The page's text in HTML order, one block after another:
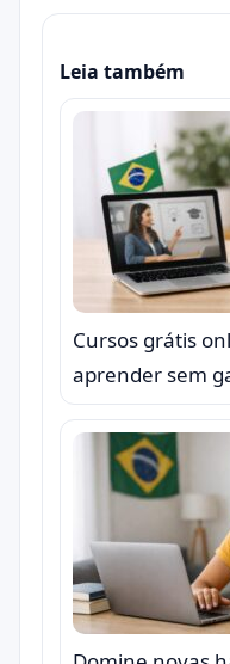
Leia também
Cursos grátis
aprender sem